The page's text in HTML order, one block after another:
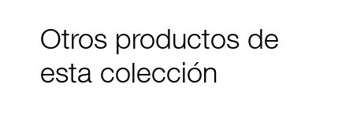
Otros productos de
esta colección